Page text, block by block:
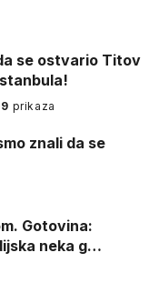
se ostvario Titov
prikaza
znali da se
neka g…